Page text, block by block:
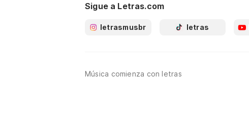
Sigue a Letras.com
letrasmusbr letras
Música comienza con letras